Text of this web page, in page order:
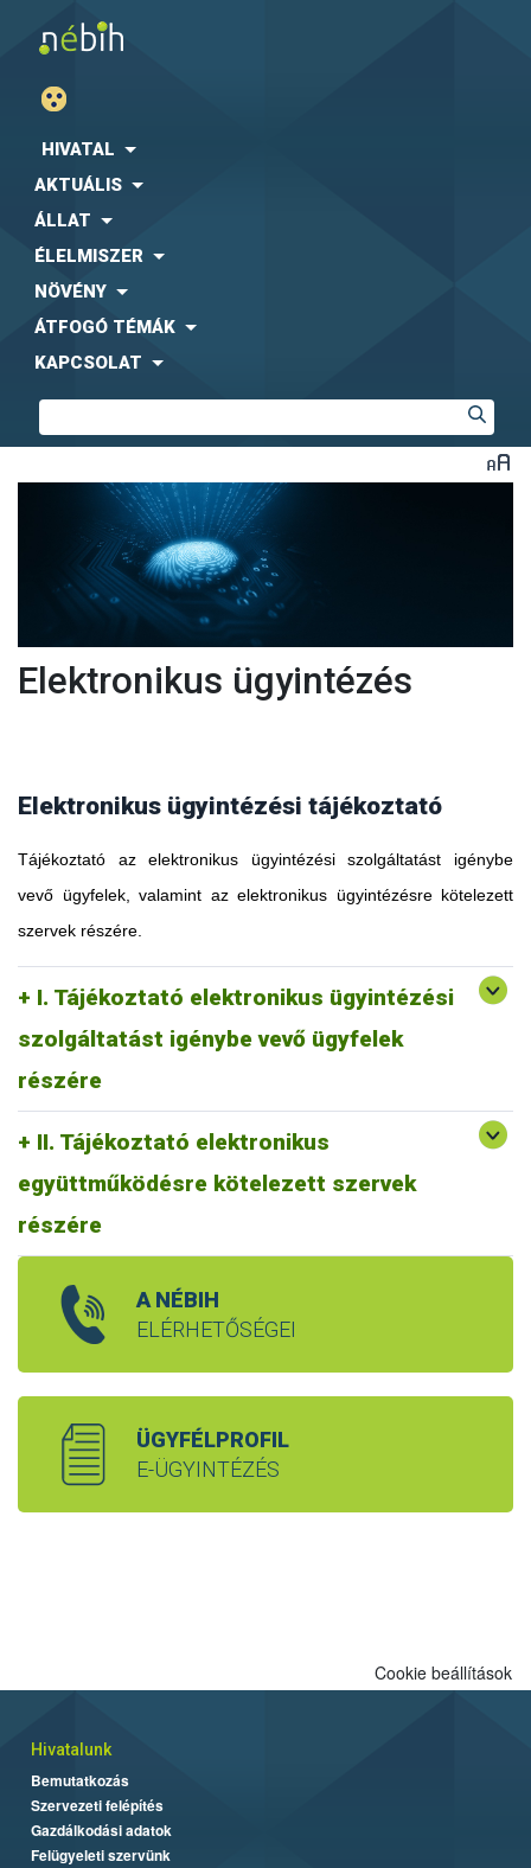
HIVATAL
AKTUÁLIS
ÁLLAT
ÉLELMISZER
NÖVÉNY
ÁTFOGÓ TÉMÁK
KAPCSOLAT
Elektronikus ügyintézés
Elektronikus ügyintézési tájékoztató
Tájékoztató az elektronikus ügyintézési szolgáltatást igénybe
vevő ügyfelek, valamint az elektronikus ügyintézésre kötelezett
szervek részére.
I. Tájékoztató elektronikus ügyintézési
szolgáltatást igénybe vevő ügyfelek
részére
II. Tájékoztató elektronikus
együttműködésre kötelezett szervek
részére
A NÉBIH
ELÉRHETŐSÉGEI
ÜGYFÉLPROFIL
E-ÜGYINTÉZÉS
Cookie beállítások
Hivatalunk
Bemutatkozás
Szervezeti felépítés
Gazdálkodási adatok
Felügyeleti szervünk